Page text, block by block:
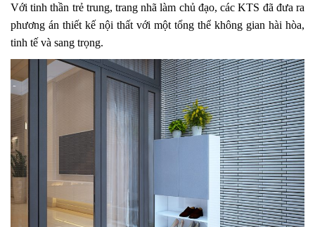
Với tinh thần trẻ trung, trang nhã làm chủ đạo, các KTS đã đưa ra
phương án thiết kế nội thất với một tổng thể không gian hài hòa,
tinh tế và sang trọng.